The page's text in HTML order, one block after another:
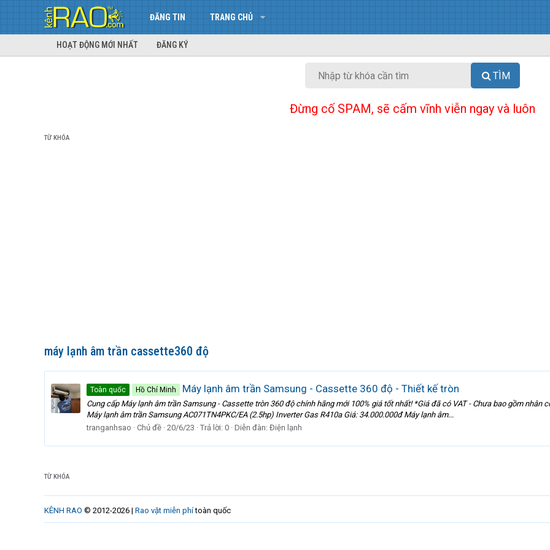
ĐĂNG TIN TRANG CHỦ
HOẠT ĐỘNG MỚI NHẤT ĐĂNG KÝ
TÌM
Đừng cố SPAM, sẽ cấm vĩnh viễn ngay và luôn
TỪ KHÓA
máy lạnh âm trần cassette360 độ
Toàn quốc Hồ Chí Minh Máy lạnh âm trần Samsung - Cassette 360 độ - Thiết kế tròn
Cung cấp Máy lạnh âm trần Samsung - Cassette tròn 360 độ chính hãng mới 100% giá tốt nhất! *Giá đã có VAT - Chưa bao gồm
Máy lạnh âm trần Samsung AC071TN4PKC/EA (2.5hp) Inverter Gas R410a Giá: 34.000.000đ Máy lạnh âm...
tranganhsao
Chủ đề 20/6/23 Trả lời: 0 Diễn đàn: Điện lạnh
TỪ KHÓA
KÊNH RAO © 2012-2026 | Rao vặt miễn phítoàn quốc